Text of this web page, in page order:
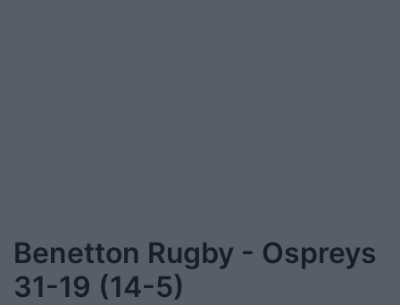
Benetton Rugby - Ospreys
31-19 (14-5)